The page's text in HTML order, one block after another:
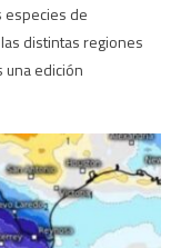
especies de
distintas regiones
una edición